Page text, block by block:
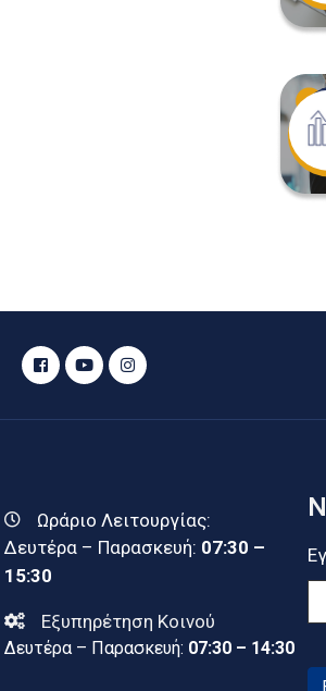
Ωράριο Λειτουργίας:
Δευτέρα – Παρασκευή: 07:30 –
15:30
Εξυπηρέτηση Κοινού
Δευτέρα – Παρασκευή: 07:30 – 14:30